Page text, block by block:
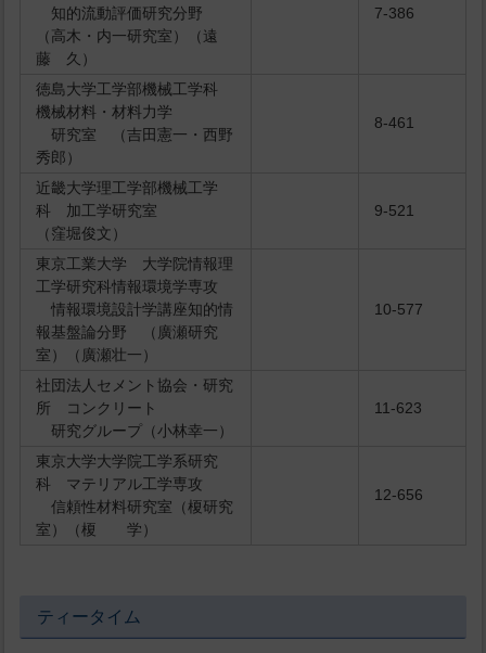
知的流動評価研究分野
（高木・内一研究室）（遠
藤 久）
7-386
徳島大学工学部機械工学科
機械材料・材料力学
研究室 （吉田憲一・西野
秀郎）
8-461
近畿大学理工学部機械工学
科 加工学研究室
（窪堀俊文）
9-521
東京工業大学 大学院情報理
工学研究科情報環境学専攻
情報環境設計学講座知的情
報基盤論分野 （廣瀬研究
室）（廣瀬壮一）
10-577
社団法人セメント協会・研究
所 コンクリート
研究グループ（小林幸一）
11-623
東京大学大学院工学系研究
科 マテリアル工学専攻
信頼性材料研究室（榎研究
室）（榎 学）
12-656
ティータイム